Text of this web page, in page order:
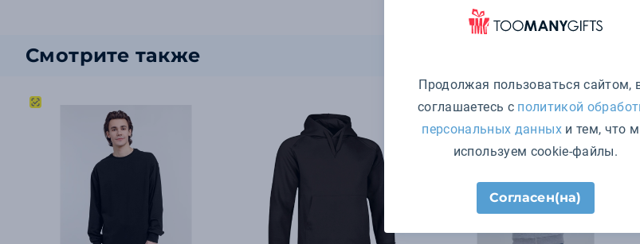
Смотрите также
Продолжая пользоваться сайтом,
соглашаетесь с политикой
персональных данныхи тем, что
используем cookie-файлы.
Согласен(на)